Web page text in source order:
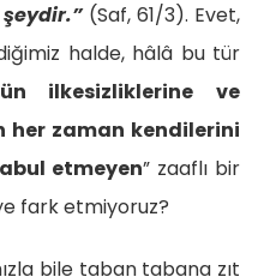
(Saf, 61/3). Evet,
halde, hâlâ bu tür
ilkesizliklerine ve
her zaman kendilerini
etmeyen” zaaflı bir
fark etmiyoruz?
bile taban tabana zıt